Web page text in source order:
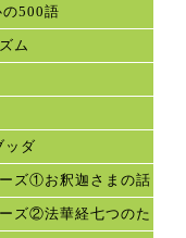
500語
ム
ッダ
ズ①お釈迦さまの話
ズ②法華経七つのたとえ